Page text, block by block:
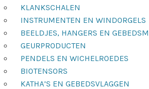
KLANKSCHALEN
INSTRUMENTEN EN WINDORGELS
BEELDJES, HANGERS EN
GEURPRODUCTEN
PENDELS EN WICHELROEDES
BIOTENSORS
KATHA’S EN GEBEDSVLAGGEN